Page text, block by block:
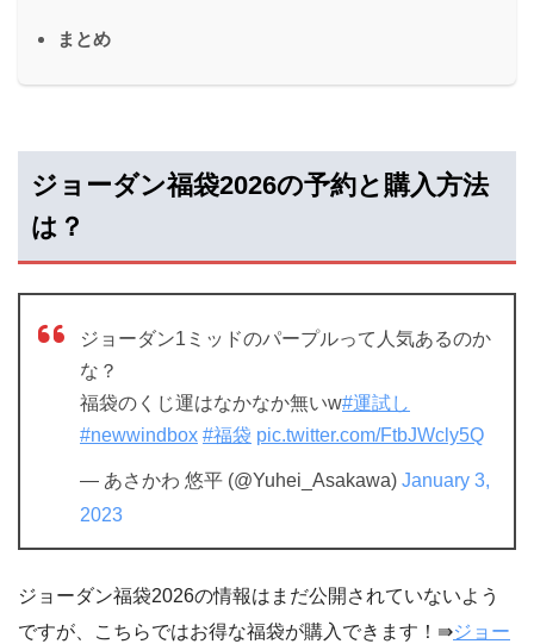
まとめ
ジョーダン福袋2026の予約と購入方法
は？
ジョーダン1ミッドのパープルって人気あるのか
な？
福袋のくじ運はなかなか無いw#運試し
#newwindbox #福袋 pic.twitter.com/FtbJWcly5Q
— あさかわ 悠平 (@Yuhei_Asakawa) January 3,
2023
ジョーダン福袋2026の情報はまだ公開されていないよう
ですが、こちらではお得な福袋が購入できます！⇛ジョー